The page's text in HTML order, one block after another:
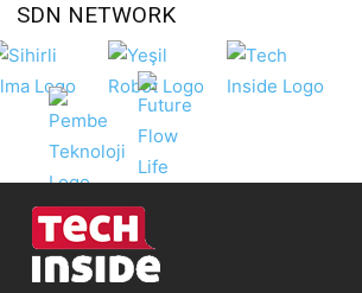
SDN NETWORK